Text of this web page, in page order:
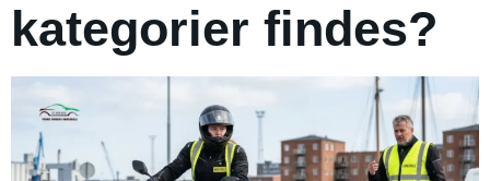
kategorier findes?